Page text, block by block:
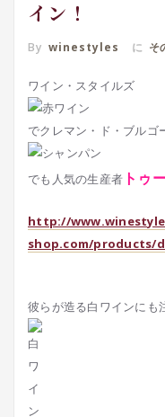
イン！
By winestyles に そ
ワイン・スタイルズ
でクレマン・ド・ブルゴ
でも人気の生産者 トゥ
http://
shop.com/products/
彼らが造る白ワインにも